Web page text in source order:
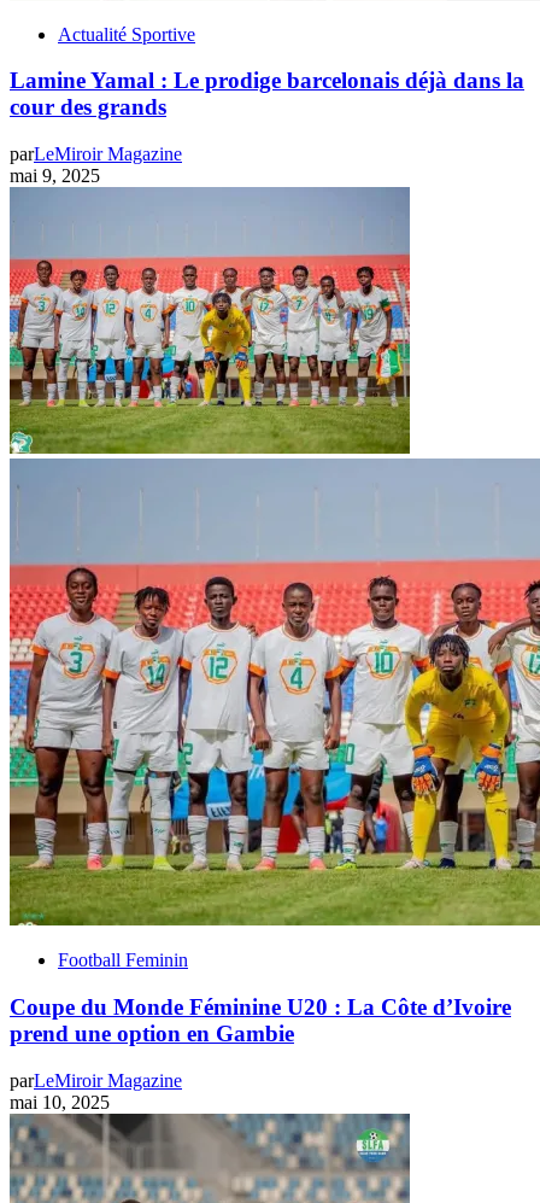
Actualité Sportive
Lamine Yamal : Le prodige barcelonais déjà dans la
cour des grands
parLeMiroir Magazine
mai 9, 2025
Football Feminin
Coupe du Monde Féminine U20 : La Côte d’Ivoire
prend une option en Gambie
parLeMiroir Magazine
mai 10, 2025